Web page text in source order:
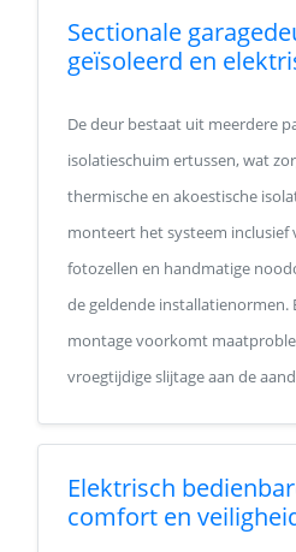
Sectionale
geïsoleerd en
De deur bestaat uit meerdere
isolatieschuim ertussen, wat
thermische en akoestische
monteert het systeem inclusief
fotozellen en handmatige
de geldende installatienormen.
montage voorkomt
vroegtijdige slijtage aan de
Elektrisch
comfort en